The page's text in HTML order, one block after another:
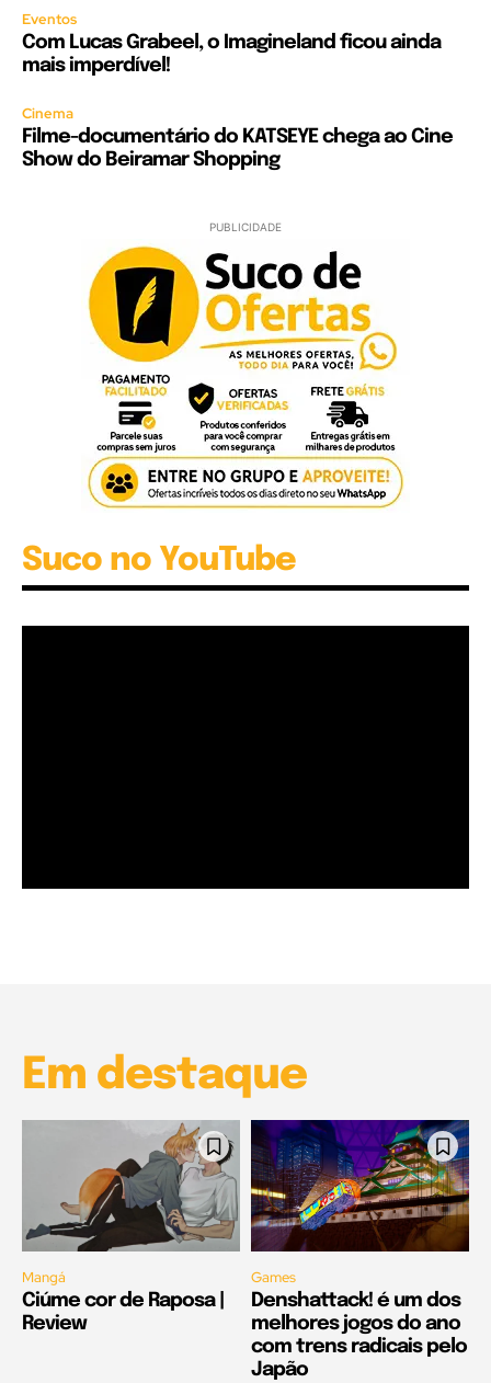
Eventos
Com Lucas Grabeel, o Imagineland ficou ainda
mais imperdível!
Cinema
Filme-documentário do KATSEYE chega ao Cine
Show do Beiramar Shopping
PUBLICIDADE
Suco no YouTube
Em destaque
Mangá
Ciúme cor de Raposa |
Review
Games
Denshattack! é um dos
melhores jogos do ano
com trens radicais pelo
Japão